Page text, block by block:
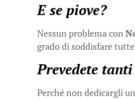
E se piove?
Nessun problema con
grado di soddisfare
Prevedete
Perché non dedicargli